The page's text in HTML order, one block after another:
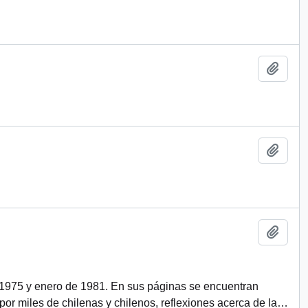
y enero de 1981. En sus páginas se encuentran
miles de chilenas y chilenos, reflexiones acerca de la…